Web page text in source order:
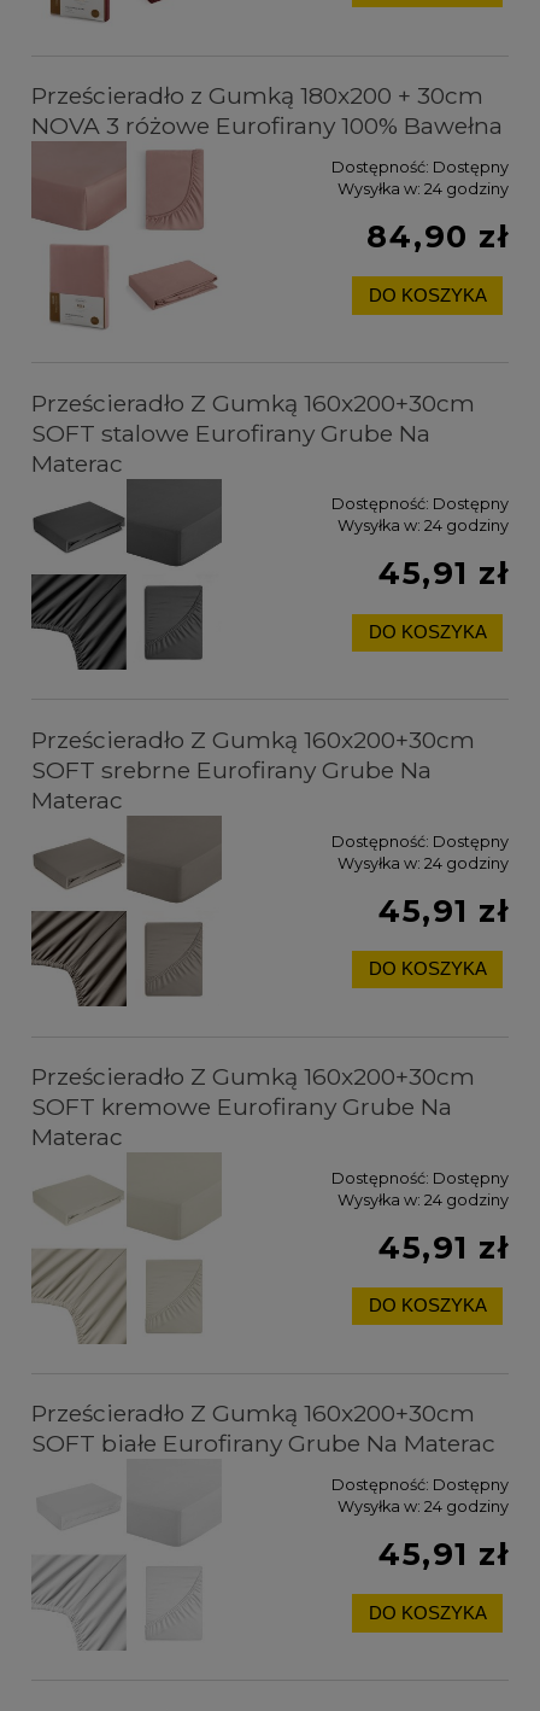
Prześcieradło z Gumką 180x200 + 30cm
NOVA 3 różowe Eurofirany 100% Bawełna
Dostępność: Dostępny
Wysyłka w: 24 godziny
84,90 zł
DO KOSZYKA
Prześcieradło Z Gumką 160x200+30cm
SOFT stalowe Eurofirany Grube Na
Materac
Dostępność: Dostępny
Wysyłka w: 24 godziny
45,91 zł
DO KOSZYKA
Prześcieradło Z Gumką 160x200+30cm
SOFT srebrne Eurofirany Grube Na
Materac
Dostępność: Dostępny
Wysyłka w: 24 godziny
45,91 zł
DO KOSZYKA
Prześcieradło Z Gumką 160x200+30cm
SOFT kremowe Eurofirany Grube Na
Materac
Dostępność: Dostępny
Wysyłka w: 24 godziny
45,91 zł
DO KOSZYKA
Prześcieradło Z Gumką 160x200+30cm
SOFT białe Eurofirany Grube Na Materac
Dostępność: Dostępny
Wysyłka w: 24 godziny
45,91 zł
DO KOSZYKA